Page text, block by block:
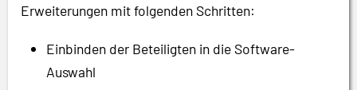
Erweiterungen mit folgenden Schritten:
Einbinden der Beteiligten in die Software-
Auswahl